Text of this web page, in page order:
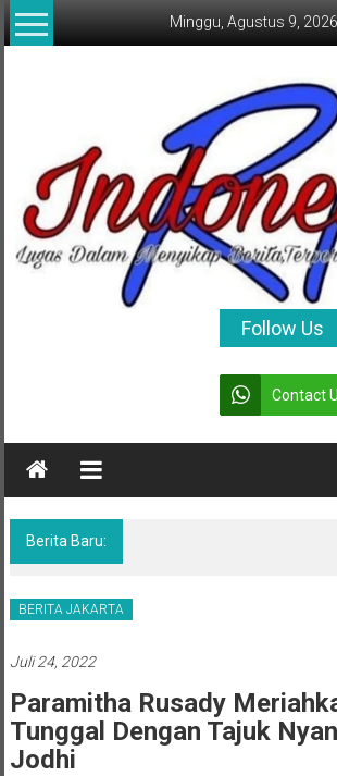
Lompat
ke
Minggu, Agustus 9, 2026
Menyikap
Dan
Tegas
Follow Us
Contact
Berita Baru:
BERITA JAKARTA
Juli 24, 2022
Paramitha Rusady
Tunggal Dengan Tajuk
Jodhi